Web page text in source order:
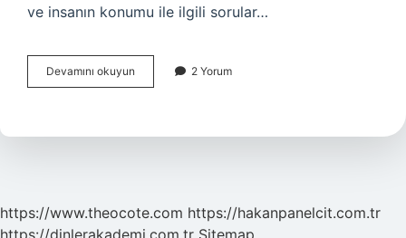
ve insanın konumu ile ilgili sorular…
Devamını okuyun
Neyi
2 Yorum
https://www.theocote.com https://hakanpanelcit.com.tr
https://dinlerakademi.com.tr Sitemap